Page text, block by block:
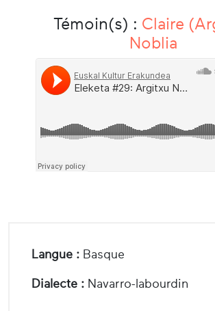
Témoin(s) : Claire
Noblia
Langue : Basque
Dialecte : Navarro-labourdin